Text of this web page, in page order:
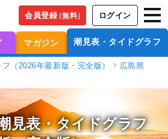
会員登録（無料） ログイン
マガジン 潮見表・タイドグラフ
（2026年最新版・完全版）
広島県
見表・タイドグラフ